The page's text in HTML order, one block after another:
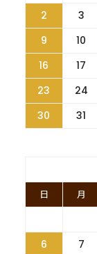
2
3
9
10
16
17
23
24
30
31
日
月
6
7